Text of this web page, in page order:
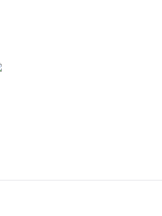
اتصال سایر اجسام مانند پلاستیک،